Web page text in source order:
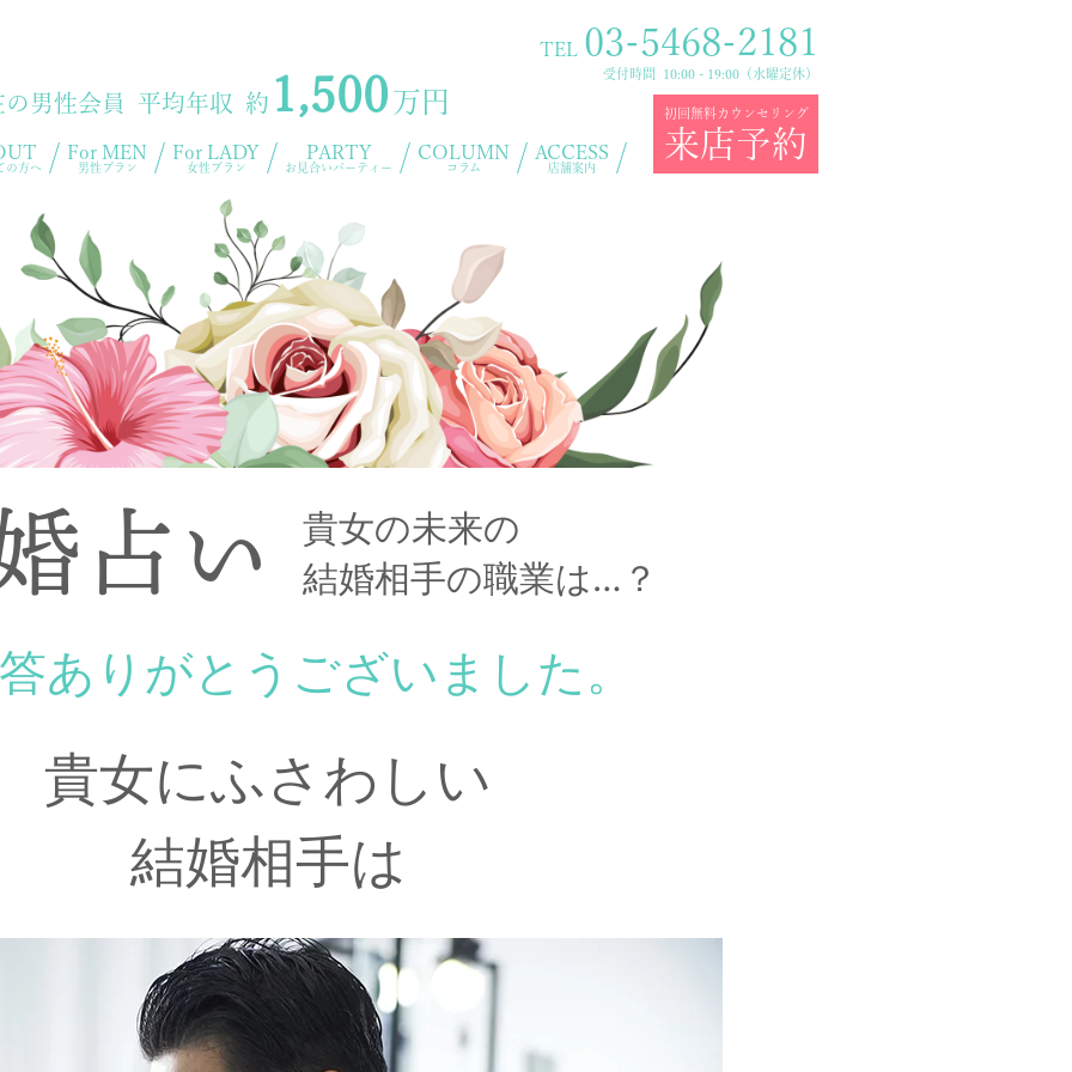
の男性会員 平均年収 約 1,500万円
の方へ
For MEN
男性プラン
For LADY
女性プラン
PARTY
お見合いパーティー
COLUMN
コラム
ACCESS
店舗案内
初回無料カウンセリング
来店予約
TEL 03-5468-2181
受付時間 10:00 - 19:00（水曜定休）
貴女の未来の
結婚相手の職業は…？
占い
ありがとうございました。
貴女にふさわしい
結婚相手は